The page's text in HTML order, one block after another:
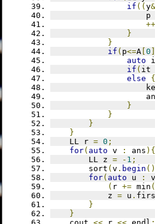
if (( y
					p
++
}
}
if ( p<=A 0
auto
if ( it
else
{
}
}
}
}
	LL r
= 0 ;
for( auto v : ans ){
		LL z
= - 1 ;
		sort
( v . begin
for( auto u : v
( r += min (
			z
= u .
}
}